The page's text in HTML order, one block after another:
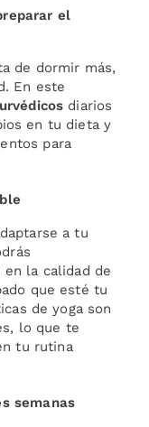
el
de dormir más,
En este
diarios
en tu dieta y
para
a tu
la calidad de
que esté tu
de yoga son
lo que te
tu rutina
semanas